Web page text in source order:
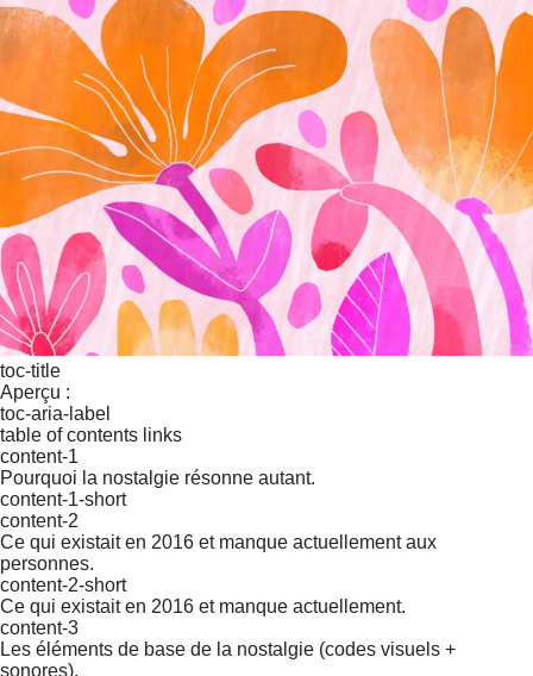
toc-title
Aperçu :
toc-aria-label
table of contents links
content-1
Pourquoi la nostalgie résonne autant.
content-1-short
content-2
Ce qui existait en 2016 et manque actuellement aux
personnes.
content-2-short
Ce qui existait en 2016 et manque actuellement.
content-3
Les éléments de base de la nostalgie (codes visuels +
sonores).